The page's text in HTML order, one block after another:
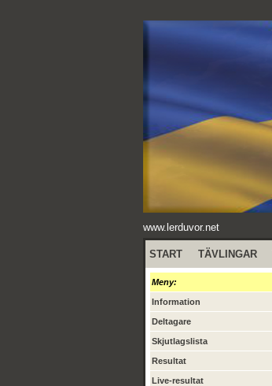
www.lerduvor.net
START TÄVLINGAR
Meny:
Information
Deltagare
Skjutlagslista
Resultat
Live-resultat